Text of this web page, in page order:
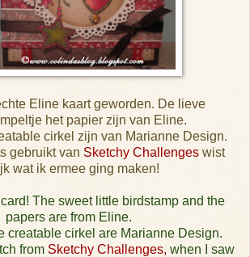
Eline kaart geworden. De lieve
het papier zijn van Eline.
cirkel zijn van Marianne Design.
gebruikt van Sketchy Challengeswist
wat ik ermee ging maken!
The sweet little birdstamp and the
papers are from Eline.
creatable cirkel are Marianne Design.
from Sketchy Challenges, when I saw